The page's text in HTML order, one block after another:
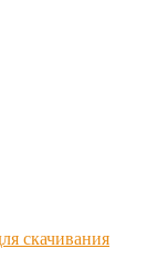
скачивания